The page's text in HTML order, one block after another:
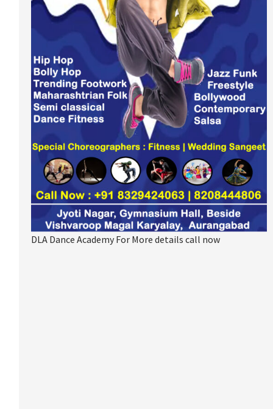
DLA Dance Academy For More details call now